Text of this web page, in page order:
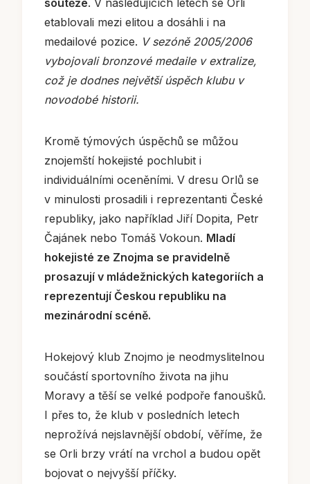
etablovali mezi elitou a dosáhli i na
medailové pozice. V sezóně 2005/2006
vybojovali bronzové medaile v extralize,
což je dodnes největší úspěch klubu v
novodobé historii.
Kromě týmových úspěchů se můžou
znojemští hokejisté pochlubit i
individuálními oceněními. V dresu Orlů se
v minulosti prosadili i reprezentanti České
republiky, jako například Jiří Dopita, Petr
Čajánek nebo Tomáš Vokoun. Mladí
hokejisté ze Znojma se pravidelně
prosazují v mládežnických kategoriích a
reprezentují Českou republiku na
mezinárodní scéně.
Hokejový klub Znojmo je neodmyslitelnou
součástí sportovního života na jihu
Moravy a těší se velké podpoře fanoušků.
I přes to, že klub v posledních letech
neprožívá nejslavnější období, věříme, že
se Orli brzy vrátí na vrchol a budou opět
bojovat o nejvyšší příčky.